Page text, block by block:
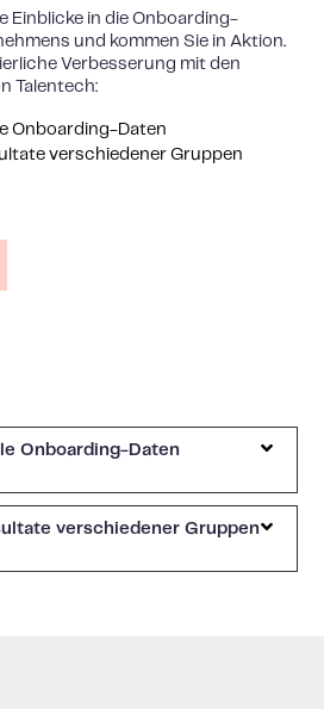
Einblicke in die Onboarding-
und kommen Sie in Aktion.
Verbesserung mit den
Talentech:
Onboarding-Daten
verschiedener Gruppen
Onboarding-Daten
verschiedener Gruppen